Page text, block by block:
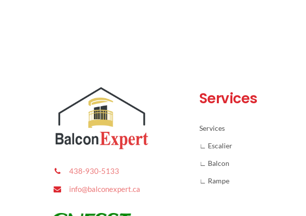
438-930-5133
info@balconexpert.ca
Services
Services
∟ Escalier
∟ Balcon
∟ Rampe